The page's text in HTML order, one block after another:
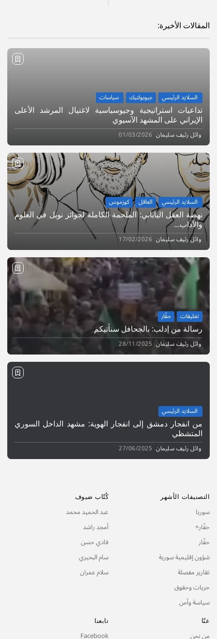
المقالات الأخيرة:
السلايد الرئيسي جيوبولتيك سياسات
تداعيات استراتيجية وجيوسياسية لاغتيال المرشد الأعلى
الإيراني على المشهد الآسيوي
وائل رئيف سليمان 01/03/2026
السلايد الرئيسي العاقل كوزموس
نهضة العقل الياباني: الملحمة الكاملة لجوائز نوبل في العلوم
والآداب...
وائل رئيف سليمان 17/02/2026
تعليقات حفّار
رسالة من إدلب: بالجحافل سنأتيكم
وائل رئيف سليمان 28/11/2025
السلايد الرئيسي
من انفجار دمشق إلى انفجار الهوية: مشهد الداخل السوري
المتشظي
وائل رئيف سليمان 27/06/2025
التصنيفات الأشهر
سوريا
حفّار+
حفّار
شؤون إقليمية سورية
تقارير مفصلة
حريات وحقوق
سياسة وأمن
كُتّاب ضيوف
عبد الحميد محمد
أمجد راشد
فادي حسن
سام البحيري
سلام عمران
عنّا
من نحن
تابعنا
Facebook